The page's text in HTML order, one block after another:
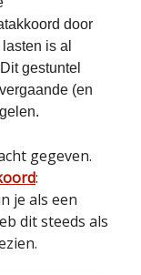
door
is al
gestuntel
(en
gegeven.
:
je als een
dit steeds als